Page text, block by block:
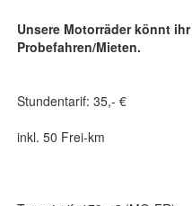
Unsere Motorräder könnt
Probefahren/Mieten.
Stundentarif: 35,- €
inkl. 50 Frei-km